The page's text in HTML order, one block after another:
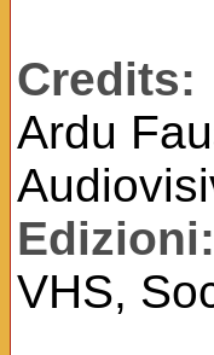
Credits:
Ardu
Edizioni:
VHS,